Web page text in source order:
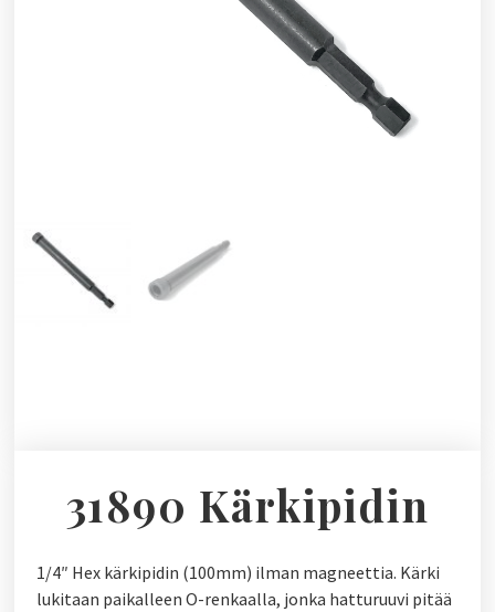
31890 Kärkipidin
1/4″ Hex kärkipidin (100mm) ilman magneettia. Kärki
lukitaan paikalleen O-renkaalla, jonka hatturuuvi pitää